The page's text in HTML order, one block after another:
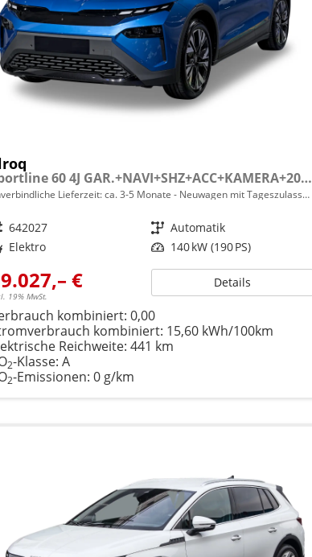
Sportline 60 4J GAR.+NAVI+SHZ+ACC+KAMERA+20" ALU
Lieferzeit: ca. 3-5 Monate Neuwagen mit Tageszulassung
642027 Getriebe Automatik
Elektro Leistung 140 kW (190 PS)
€
19% MwSt.
Details
kombiniert:0,00
kombiniert: 15,60 kWh/100km
Reichweite: 441 km
2-Klasse: A
2-Emissionen:0 g/km